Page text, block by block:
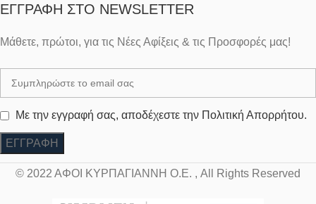
ΕΓΓΡΑΦΉ ΣΤΟ NEWSLETTER
Μάθετε, πρώτοι, για τις Νέες Αφίξεις & τις Προσφορές μας!
Με την εγγραφή σας, αποδέχεστε την Πολιτική Απορρήτου.
© 2022 ΑΦΟΙ ΚΥΡΠΑΓΙΑΝΝΗ Ο.Ε. , All Rights Reserved